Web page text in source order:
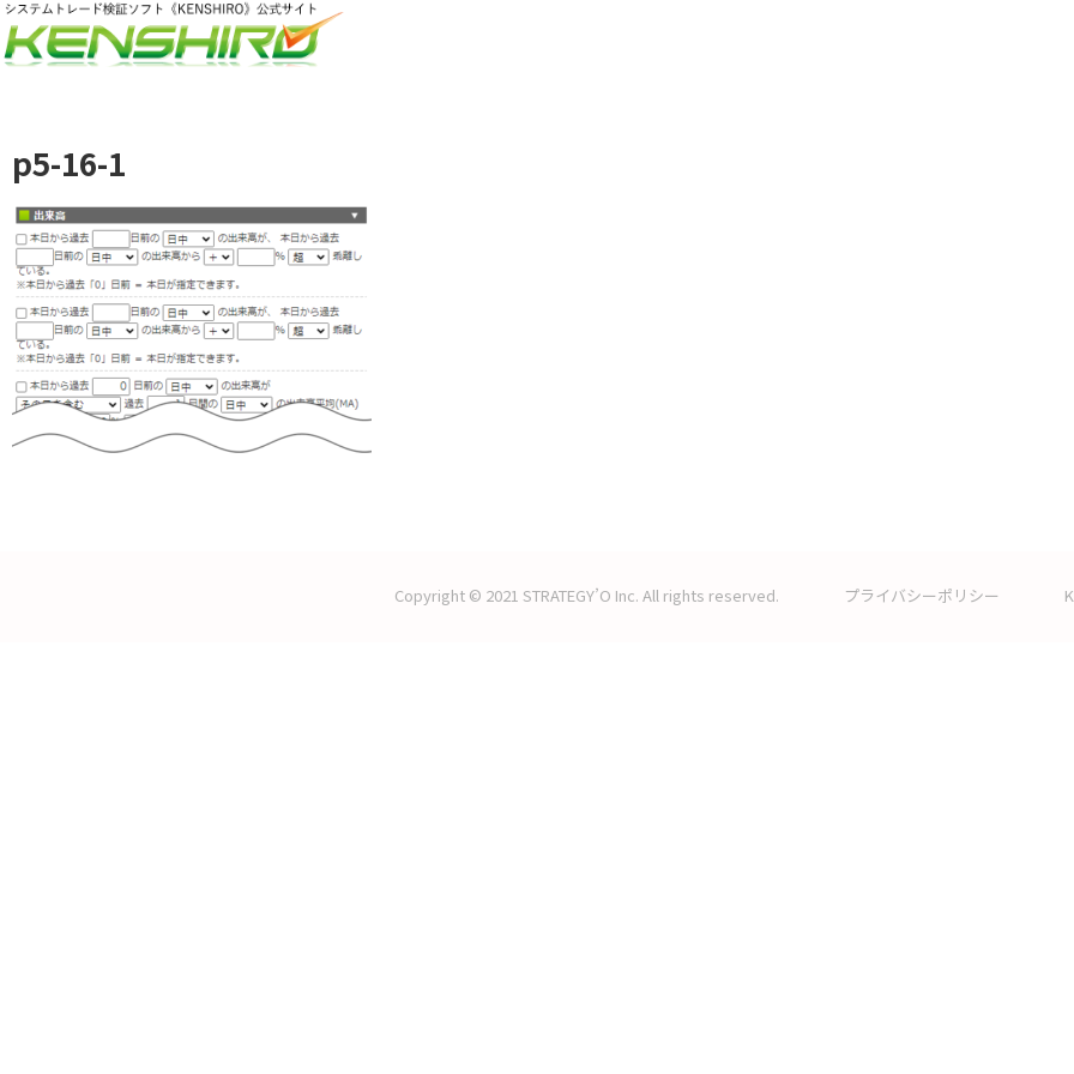
p5-16-1
Copyright © 2021 STRATEGY’O Inc. All rights reserved. プライバシーポリシー